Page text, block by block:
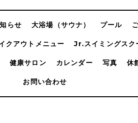
らせ 大浴場（サウナ） プール
クアウトメニュー Jr.スイミングスク
健康サロン カレンダー 写真 休
お問い合わせ